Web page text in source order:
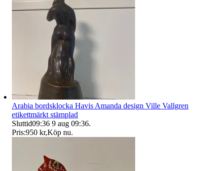
Arabia bordsklocka Havis Amanda design Ville Vallgren
etikettmärkt stämplad
Sluttid09:36 9 aug 09:36.
Pris:950 kr,Köp nu.